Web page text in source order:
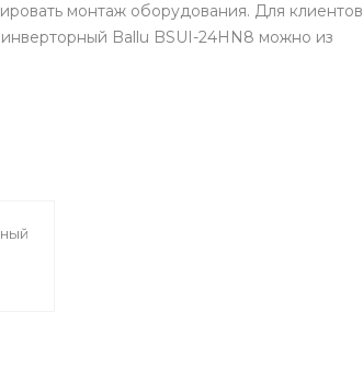
монтаж оборудования. Для клиентов
Ballu BSUI-24HN8 можно из